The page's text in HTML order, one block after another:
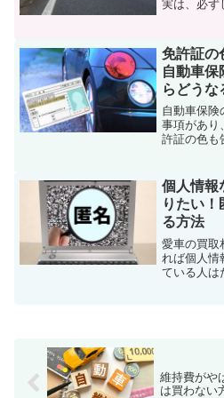
実は、必ず
入った方
す。
免許証の
自動車保
らどうな
自動車保険
事項があり
許証の色も
く解説して
個人情報
りたい
る方法
愛車の買取
れば個人情
ている人は
維持費がや
は買わない